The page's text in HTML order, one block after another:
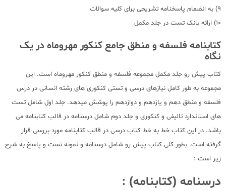
9) به انضمام پاسخنامه تشریحی برای کلیه سوالات
10) ارائه بانک تست در جلد مکمل
کتابنامه فلسفه و منطق جامع کنکور مهروماه در یک
نگاه
کتاب پیش رو جلد مکمل مجموعه فلسفه و منطق کنکور مهروماه است. این
مجموعه به طور کامل نیازهای درسی و تستی کنکوری های رشته انسانی در درس
فلسفه و منطق دهم و یازدهم و دوازدهم را پوشش میدهد. جلد اول شامل تست
های استاندارد تالیفی و کنکوری و جلد دوم شامل درسنامه در قالب کتابنامه می
باشد. در این کتاب خط به خط کتاب درسی در قالب کتابنامه مورد بررسی قرار
گرفته است. بطور کلی کتاب پیش رو شامل درسنامه و نمونه تست و پاسخ به شرح
زیر است :
درسنامه (کتابنامه) :